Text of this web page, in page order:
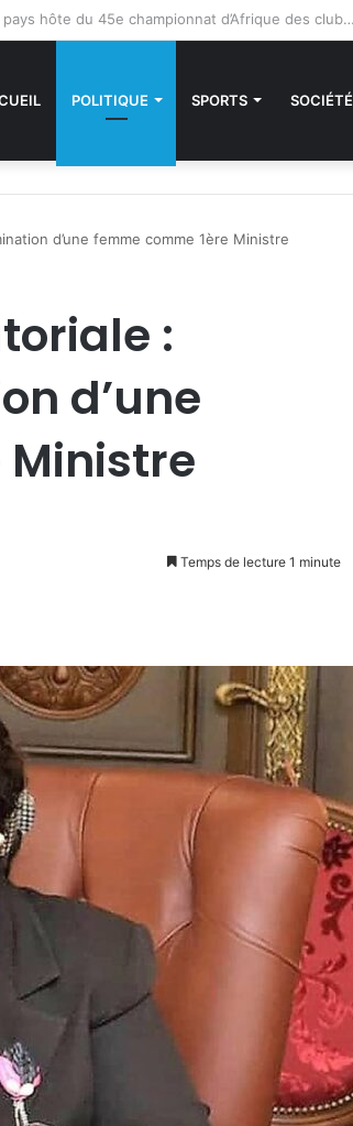
CEDEAO : Le Bénin tend la main au Niger
POLITIQUE SPORTS SOCIÉTÉ
d’une femme comme 1ère Ministre
:
d’une
Ministre
Temps de lecture 1 minute